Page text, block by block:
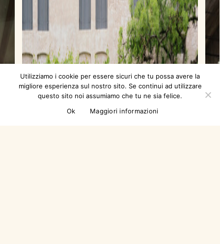
Utilizziamo i cookie per essere sicuri che tu possa avere la
migliore esperienza sul nostro sito. Se continui ad utilizzare
questo sito noi assumiamo che tu ne sia felice.
Ok
Maggiori informazioni